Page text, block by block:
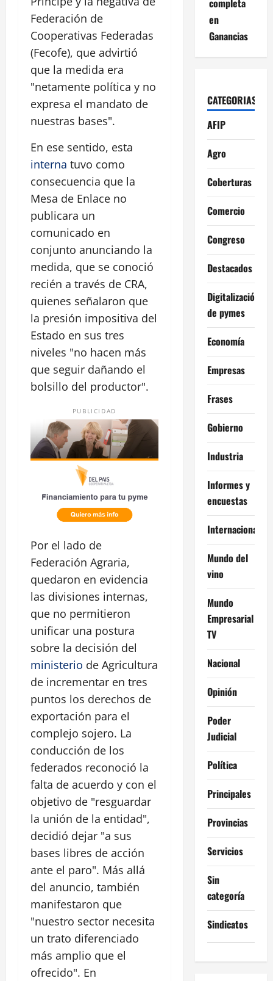
Federación de
Cooperativas Federadas
(Fecofe), que advirtió
que la medida era
"netamente política y no
expresa el mandato de
nuestras bases".
En ese sentido, esta
interna tuvo como
consecuencia que la
Mesa de Enlace no
publicara un
comunicado en
conjunto anunciando la
medida, que se conoció
recién a través de CRA,
quienes señalaron que
la presión impositiva del
Estado en sus tres
niveles "no hacen más
que seguir dañando el
bolsillo del productor".
PUBLICIDAD
Por el lado de
Federación Agraria,
quedaron en evidencia
las divisiones internas,
que no permitieron
unificar una postura
sobre la decisión del
ministerio de Agricultura
de incrementar en tres
puntos los derechos de
exportación para el
complejo sojero. La
conducción de los
federados reconoció la
falta de acuerdo y con el
objetivo de "resguardar
la unión de la entidad",
decidió dejar "a sus
bases libres de acción
ante el paro". Más allá
del anuncio, también
manifestaron que
"nuestro sector necesita
un trato diferenciado
más amplio que el
ofrecido". En
en
Ganancias
CATEGORIAS
AFIP
Agro
Coberturas
Comercio
Congreso
Destacados
Digitalización
de pymes
Economía
Empresas
Frases
Gobierno
Industria
Informes y
encuestas
Internacional
Mundo del
vino
Mundo
Empresarial
TV
Nacional
Opinión
Poder
Judicial
Política
Principales
Provincias
Servicios
Sin
categoría
Sindicatos